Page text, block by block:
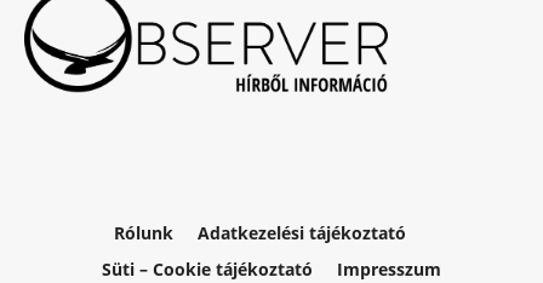
Rólunk
Adatkezelési tájékoztató
Süti – Cookie tájékoztató
Impresszum